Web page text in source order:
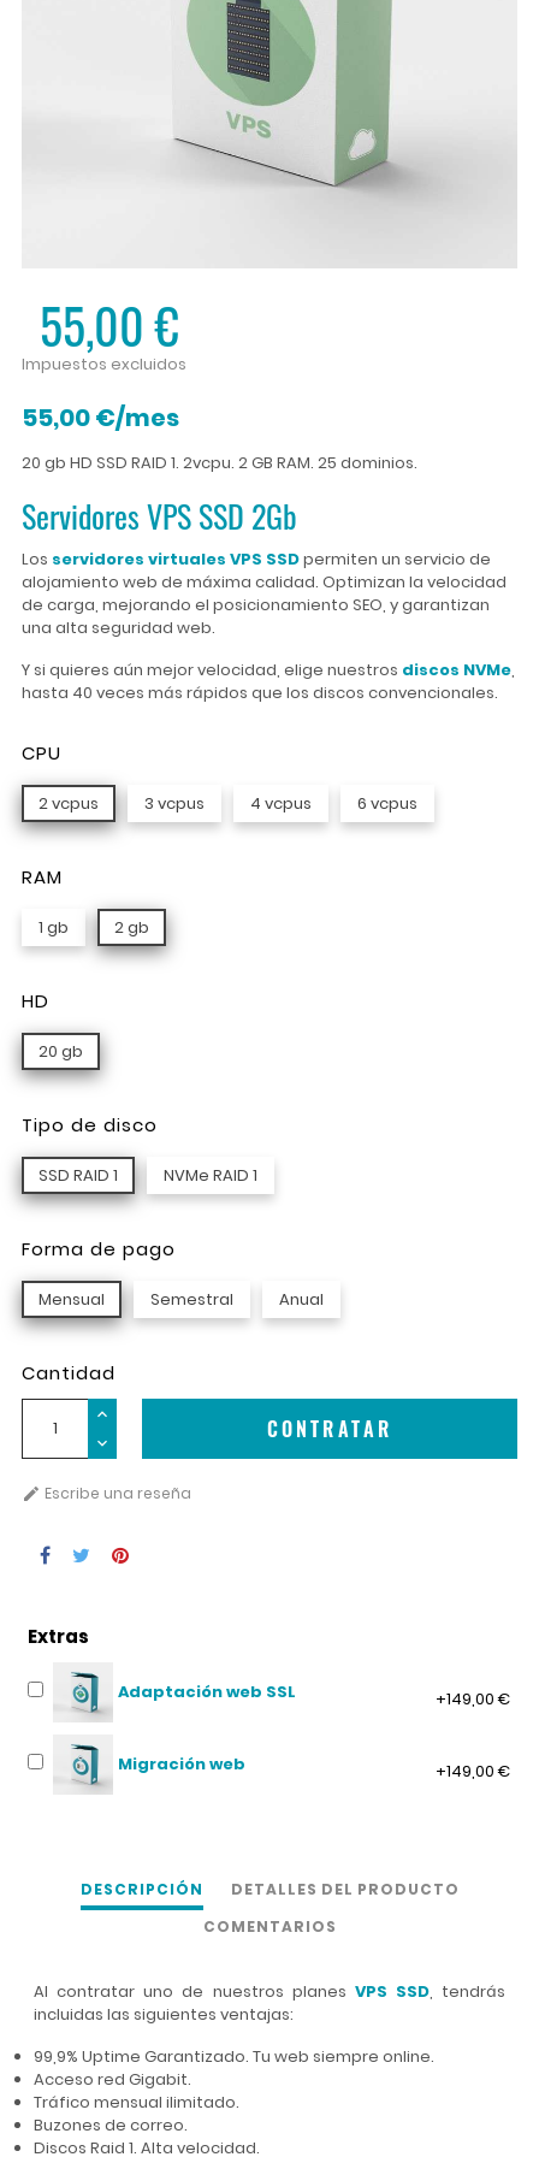
55,00 €
Impuestos excluidos
55,00 €/mes
20 gb HD SSD RAID 1. 2vcpu. 2 GB RAM. 25 dominios.
Servidores VPS SSD 2Gb
Los servidores virtuales VPS SSDpermiten un servicio de
alojamiento web de máxima calidad. Optimizan la velocidad
de carga, mejorando el posicionamiento SEO, y garantizan
una alta seguridad web.
Y si quieres aún mejor velocidad, elige nuestros discos NVMe,
hasta 40 veces más rápidos que los discos convencionales.
CPU
2 vcpus 3 vcpus 4 vcpus 6 vcpus
RAM
1 gb 2 gb
HD
20 gb
Tipo de disco
SSD RAID 1 NVMe RAID 1
Forma de pago
Mensual Semestral Anual
Cantidad
CONTRATAR
 Escribe una reseña
Extras
Adaptación web SSL +149,00 €
Migración web +149,00 €
DESCRIPCIÓN
DETALLES DEL PRODUCTO
COMENTARIOS
Al contratar uno de nuestros planes VPS SSD, tendrás
incluidas las siguientes ventajas:
99,9% Uptime Garantizado. Tu web siempre online.
Acceso red Gigabit.
Tráfico mensual ilimitado.
Buzones de correo.
Discos Raid 1. Alta velocidad.